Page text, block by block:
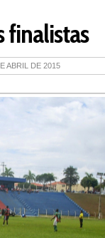
finalistas
ABRIL DE 2015